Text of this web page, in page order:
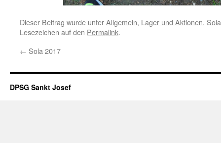
Dieser Beitrag wurde unterAllgemein, Lager und Aktionen,
Lesezeichen auf den Permalink.
← Sola 2017
DPSG Sankt Josef